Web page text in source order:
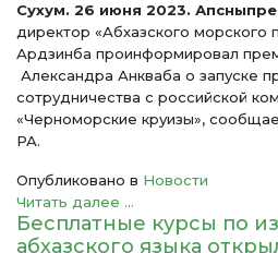
Сухум. 26 июня 2023.
директор «Абхазского морского
Ардзинба проинформировал
Александра Анкваба о запуске
сотрудничества с российской
«Черноморские круизы»,
РА.
Опубликовано в Новости
Читать далее ...
Бесплатные курсы по
абхазского языка